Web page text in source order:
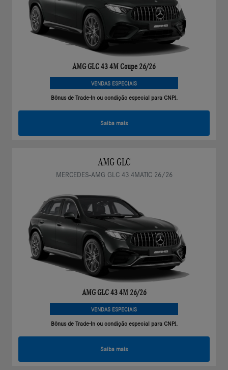
AMG GLC 43 4M Coupe 26/26
VENDAS ESPECIAIS
Bônus de Trade-In ou condição especial para CNPJ.
Saiba mais
AMG GLC
MERCEDES-AMG GLC 43 4MATIC 26/26
AMG GLC 43 4M 26/26
VENDAS ESPECIAIS
Bônus de Trade-In ou condição especial para CNPJ.
Saiba mais